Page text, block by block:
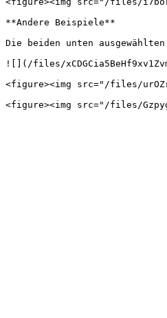
**Andere Beispiele**
Die beiden unten
![](/files/
<figure><img src="/files/